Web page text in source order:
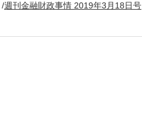
/週刊金融財政事情 2019年3月18日号